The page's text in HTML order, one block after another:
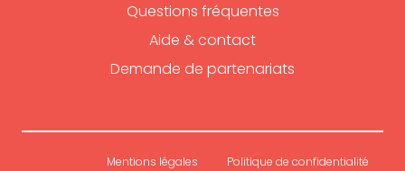
Questions fréquentes
Aide & contact
Demande de partenariats
Mentions légales Politique de confidentialité